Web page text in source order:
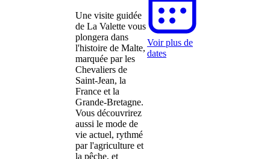
Une visite guidée
de La Valette vous
plongera dans
l'histoire de Malte,
marquée par les
Chevaliers de
Saint-Jean, la
France et la
Grande-Bretagne.
Vous découvrirez
aussi le mode de
vie actuel, rythmé
par l'agriculture et
la pêche, et
Voir plus de
dates